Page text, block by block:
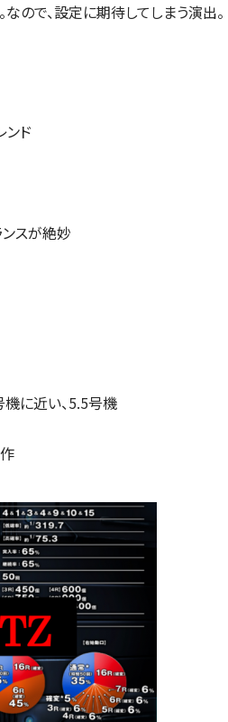
ので、設定に期待してしまう演出。
ンド
ンスが絶妙
機に近い、5.5号機